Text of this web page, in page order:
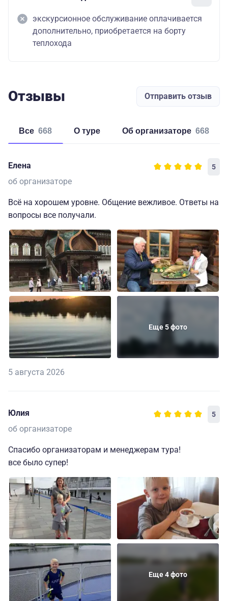
экскурсионное обслуживание оплачивается
дополнительно, приобретается на борту
теплохода
Отзывы Отправить отзыв
Все 668 о туре об организаторе 668
Елена 5
об организаторе
Всё на хорошем уровне. Общение вежливое. Ответы на
вопросы все получали.
Еще 5 фото
5 августа 2026
Юлия 5
об организаторе
Спасибо организаторам и менеджерам тура!
все было супер!
Еще 4 фото